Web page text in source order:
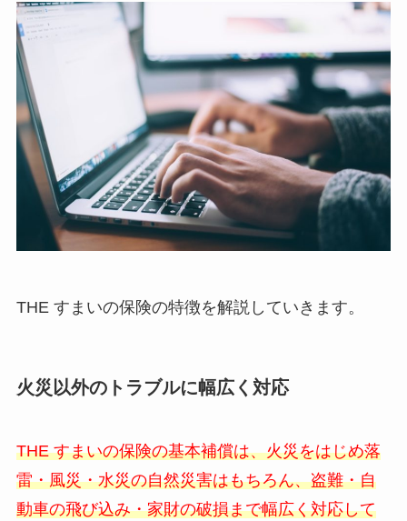
THE すまいの保険の特徴を解説していきます。
火災以外のトラブルに幅広く対応
THE すまいの保険の基本補償は、火災をはじめ落
雷・風災・水災の自然災害はもちろん、盗難・自
動車の飛び込み・家財の破損まで幅広く対応して